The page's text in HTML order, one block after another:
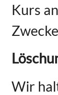
Kurs
Wir